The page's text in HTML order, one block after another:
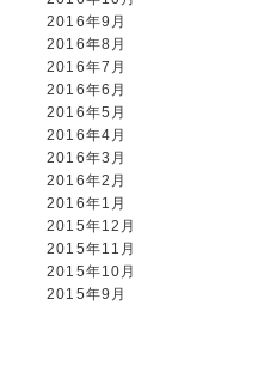
2016年9月
2016年8月
2016年7月
2016年6月
2016年5月
2016年4月
2016年3月
2016年2月
2016年1月
2015年12月
2015年11月
2015年10月
2015年9月